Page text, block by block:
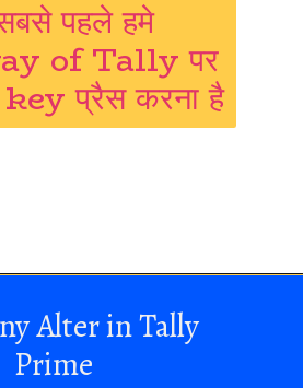
पहले हमे
of Tally पर
प्रैस करना है
Alter in Tally
Prime